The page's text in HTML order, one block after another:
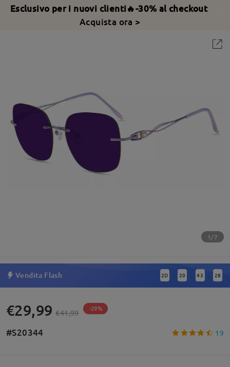
Esclusivo per i nuovi clienti🔥-30% al checkout
Acquista ora >
1/7
Vendita Flash 2D : 20 : 43 : 27
€29,99 €41,99 -29%
#S20344 19